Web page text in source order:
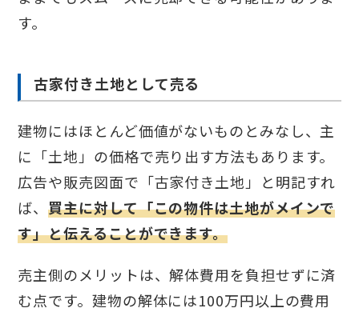
す。
古家付き土地として売る
建物にはほとんど価値がないものとみなし、主
に「土地」の価格で売り出す方法もあります。
広告や販売図面で「古家付き土地」と明記すれ
ば、買主に対して「この物件は土地がメインで
す」と伝えることができます。
売主側のメリットは、解体費用を負担せずに済
む点です。建物の解体には100万円以上の費用